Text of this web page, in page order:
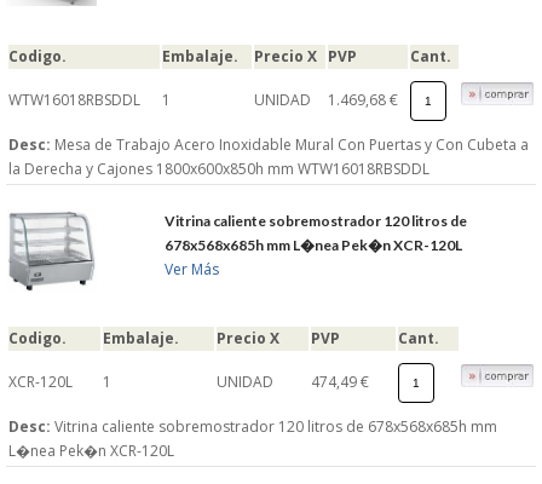
Codigo. Embalaje. Precio X PVP Cant.
WTW16018RBSDDL 1 UNIDAD 1.469,68 €
Desc: Mesa de Trabajo Acero Inoxidable Mural Con Puertas y Con Cubeta a
la Derecha y Cajones 1800x600x850h mm WTW16018RBSDDL
Vitrina caliente sobremostrador 120 litros de
678x568x685h mm L�nea Pek�n XCR-120L
Ver Más
Codigo. Embalaje. Precio X PVP Cant.
XCR-120L 1 UNIDAD 474,49 €
Desc: Vitrina caliente sobremostrador 120 litros de 678x568x685h mm
L�nea Pek�n XCR-120L